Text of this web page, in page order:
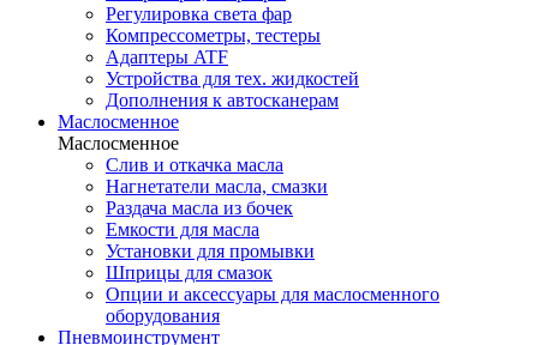
Регулировка света фар
Компрессометры, тестеры
Адаптеры ATF
Устройства для тех. жидкостей
Дополнения к автосканерам
Маслосменное
Маслосменное
Слив и откачка масла
Нагнетатели масла, смазки
Раздача масла из бочек
Емкости для масла
Установки для промывки
Шприцы для смазок
Опции и аксессуары для маслосменного
оборудования
Пневмоинструмент